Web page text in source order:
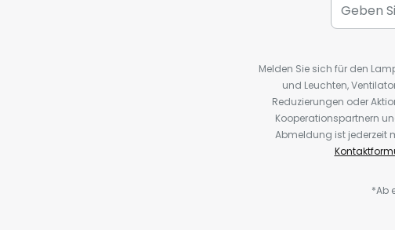
Melden Sie sich für den
und Leuchten,
Reduzierungen oder
Kooperationspartnern
Abmeldung ist jederzeit
*Ab